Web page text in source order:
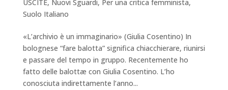
USCITE, Nuovi Sguardi, Per una critica femminista,
Suolo Italiano
«L’archivio è un immaginario» (Giulia Cosentino) In
bolognese “fare balotta” significa chiacchierare, riunirsi
e passare del tempo in gruppo. Recentemente ho
fatto delle balottæ con Giulia Cosentino. L’ho
conosciuta indirettamente l’anno...